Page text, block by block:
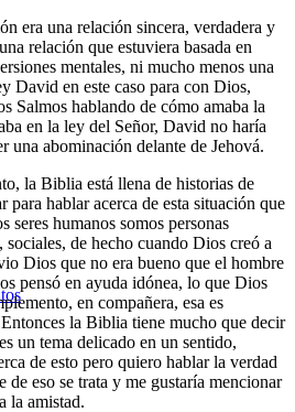
era una relación sincera, verdadera y
relación que estuviera basada en
mentales, ni mucho menos una
David en este caso para con Dios,
Salmos hablando de cómo amaba la
en la ley del Señor, David no haría
una abominación delante de Jehová.
la Biblia está llena de historias de
para hablar acerca de esta situación que
seres humanos somos personas
de hecho cuando Dios creó a
Dios que no era bueno que el hombre
pensó en ayuda idónea, lo que Dios
en compañera, esa es
la Biblia tiene mucho que decir
un tema delicado en un sentido,
de esto pero quiero hablar la verdad
de eso se trata y me gustaría mencionar
la amistad.